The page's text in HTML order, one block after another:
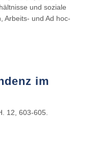
und soziale
Arbeits- und Ad hoc-
im
12, 603-605.